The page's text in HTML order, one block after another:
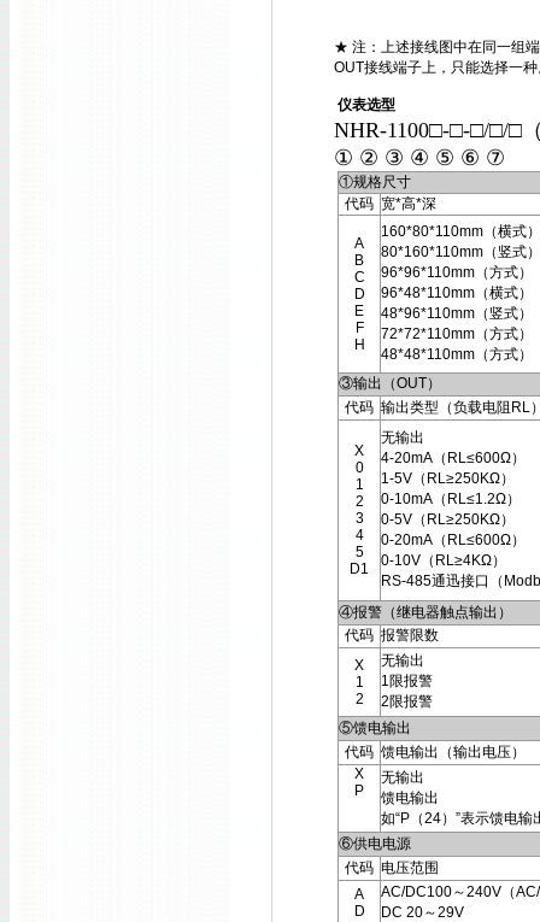
★ 注：上述接线图中在同一组
OUT接线端子上，只能选择一种
仪表选型
NHR-1100□-□-□/□/□
① ② ③ ④ ⑤ ⑥ ⑦
①规格尺寸
代码 宽*高*深
A
B
C
D
E
F
H
160*80*110mm（横式）
80*160*110mm（竖式）
96*96*110mm（方式）
96*48*110mm（横式）
48*96*110mm（竖式）
72*72*110mm（方式）
48*48*110mm（方式）
③输出（OUT）
代码 输出类型（负载电阻RL
X
0
1
2
3
4
5
D1
无输出
4-20mA（RL≤600Ω）
1-5V（RL≥250KΩ）
0-10mA（RL≤1.2Ω）
0-5V（RL≥250KΩ）
0-20mA（RL≤600Ω）
0-10V（RL≥4KΩ）
RS-485通迅接口（
④报警（继电器触点输出）
代码 报警限数
X
1
2
无输出
1限报警
2限报警
⑤馈电输出
代码 馈电输出（输出电压）
X
P
无输出
馈电输出
如“P（24）”表示馈电输
⑥供电电源
代码 电压范围
A
D
AC/DC100～240V（
DC 20～29V